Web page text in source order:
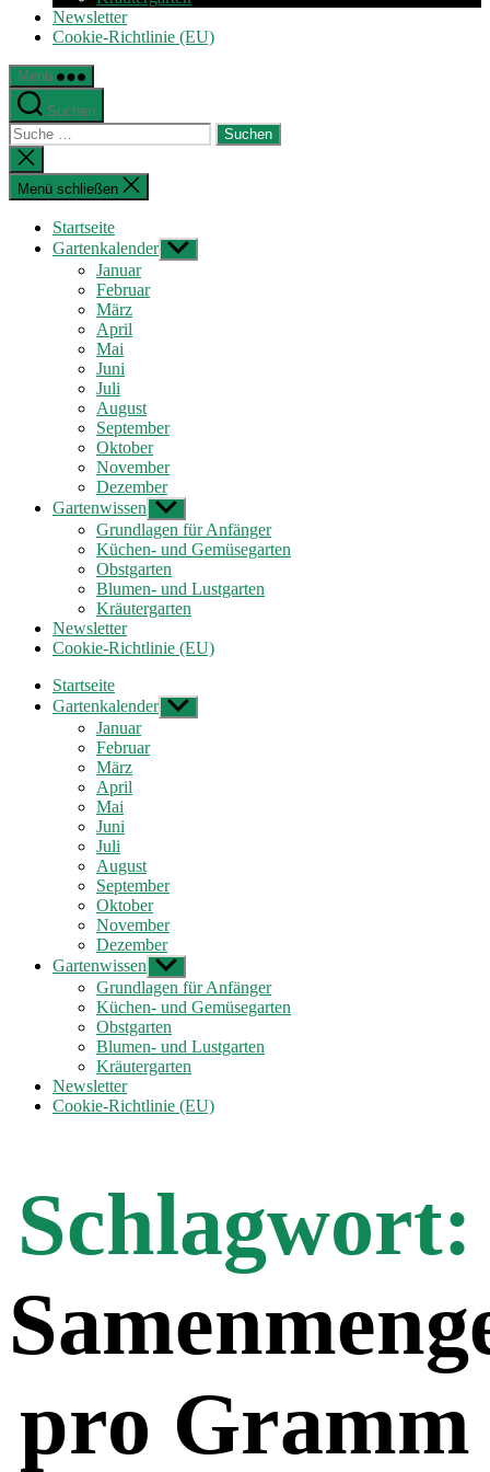
Newsletter
Cookie-Richtlinie (EU)
Menü
Suchen
Suche
nach:
Suche
schließen
Menü schließen
Startseite
Gartenkalender Untermenü
anzeigen
Januar
Februar
März
April
Mai
Juni
Juli
August
September
Oktober
November
Dezember
Gartenwissen Untermenü
anzeigen
Grundlagen für Anfänger
Küchen- und Gemüsegarten
Obstgarten
Blumen- und Lustgarten
Kräutergarten
Newsletter
Cookie-Richtlinie (EU)
Startseite
Gartenkalender Untermenü
anzeigen
Januar
Februar
März
April
Mai
Juni
Juli
August
September
Oktober
November
Dezember
Gartenwissen Untermenü
anzeigen
Grundlagen für Anfänger
Küchen- und Gemüsegarten
Obstgarten
Blumen- und Lustgarten
Kräutergarten
Newsletter
Cookie-Richtlinie (EU)
Schlagwort:
pro Gramm